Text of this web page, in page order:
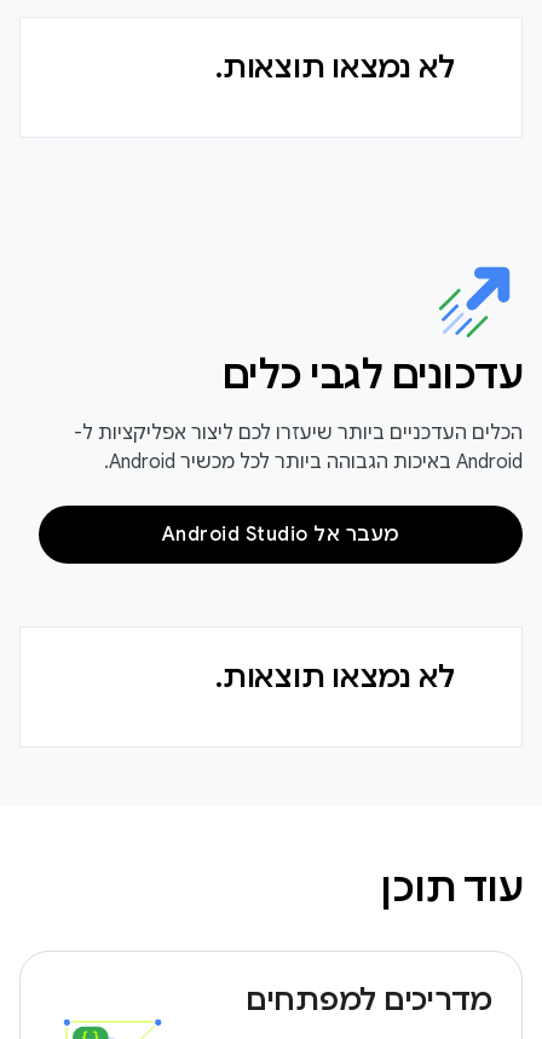
לא נמצאו תוצאות.
עדכונים לגבי כלים
הכלים העדכניים ביותר שיעזרו לכם ליצור אפליקציות ל-
Android באיכות הגבוהה ביותר לכל מכשיר Android.
מעבר אל Android Studio
לא נמצאו תוצאות.
עוד תוכן
מדריכים למפתחים